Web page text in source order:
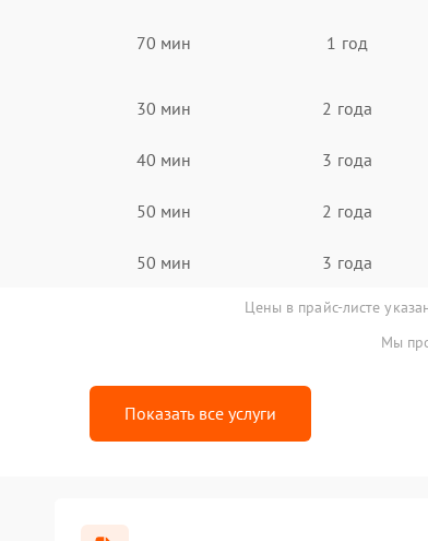
70 мин 1 год
30 мин 2 года
40 мин 3 года
50 мин 2 года
50 мин 3 года
Цены в прайс-листе
Мы
Показать все услуги